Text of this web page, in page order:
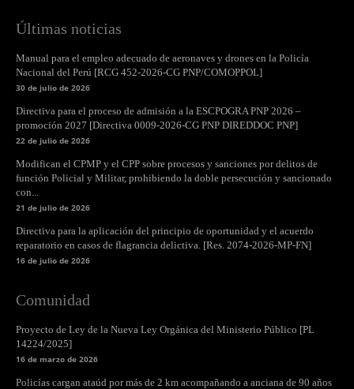
Últimas noticias
Manual para el empleo adecuado de aeronaves y drones en la Policía
Nacional del Perú [RCG 452-2026-CG PNP/COMOPPOL]
30 de julio de 2026
Directiva para el proceso de admisión a la ESCPOGRA PNP 2026 –
promoción 2027 [Directiva 0009-2026-CG PNP DIREDDOC PNP]
22 de julio de 2026
Modifican el CPMP y el CPP sobre procesos y sanciones por delitos de
función Policial y Militar, prohibiendo la doble persecución y sancionado
con...
21 de julio de 2026
Directiva para la aplicación del principio de oportunidad y el acuerdo
reparatorio en casos de flagrancia delictiva. [Res. 2074-2026-MP-FN]
16 de julio de 2026
Comunidad
Proyecto de Ley de la Nueva Ley Orgánica del Ministerio Público [PL
14224/2025]
16 de marzo de 2026
Policías cargan ataúd por más de 2 km acompañando a anciana de 90 años